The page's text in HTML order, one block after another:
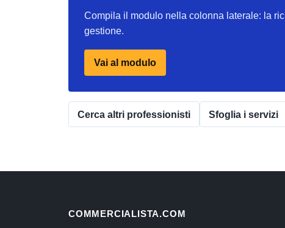
Compila il modulo nella colonna laterale: la
gestione.
Vai al modulo
Cerca altri professionisti Sfoglia i servizi
COMMERCIALISTA.COM